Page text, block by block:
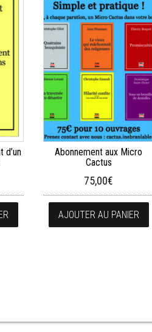
d’un
Abonnement aux Micro
Cactus
75,00€
AJOUTER AU PANIER